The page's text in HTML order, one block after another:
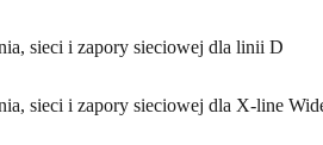
sieci i zapory sieciowej dla linii D
sieci i zapory sieciowej dla X-line